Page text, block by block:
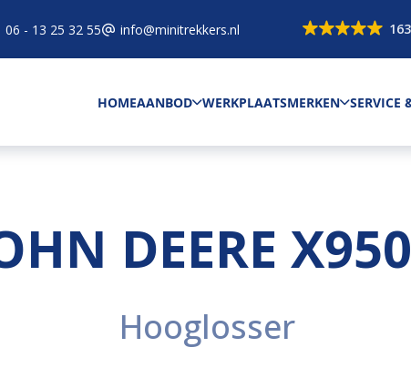
06 - 13 25 32 55 info@minitrekkers.nl
HOMEAANBOD WERKPLAATSMERKEN SERVICE
DEERE
Hooglosser